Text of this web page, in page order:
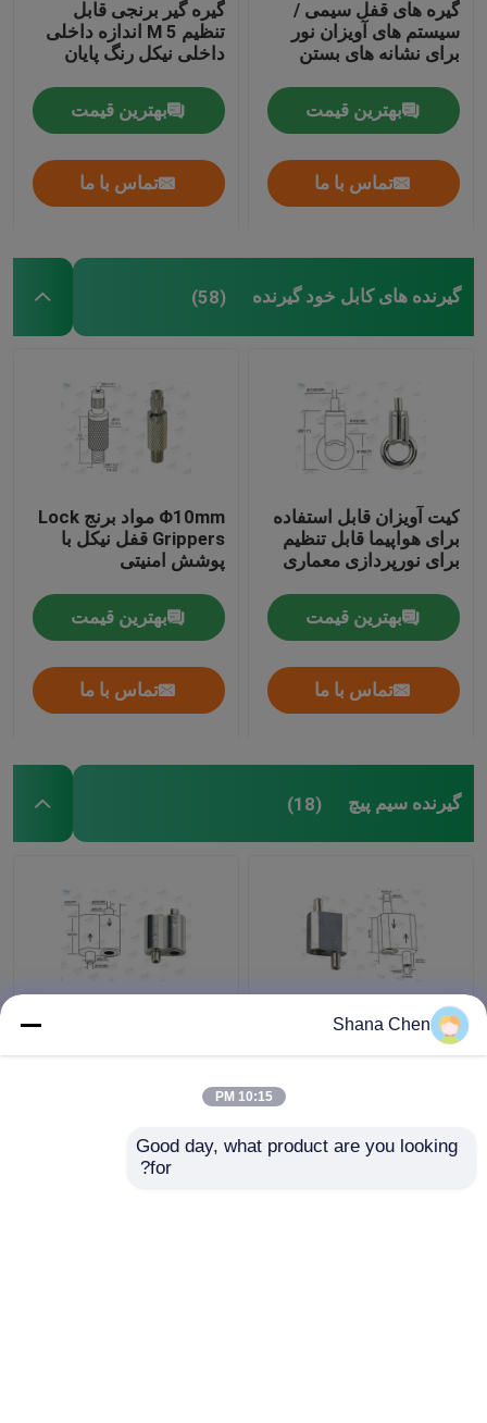
گیره های قفل سیمی /
سیستم های آویزان نور
برای نشانه های بستن
بهترین قیمت
تماس با ما
گیره گیر برنجی قابل
تنظیم M 5 اندازه داخلی
داخلی نیکل رنگ پایان
بهترین قیمت
تماس با ما
گیرنده های کابل خود گیرنده (58)
کیت آویزان قابل استفاده
برای هواپیما قابل تنظیم
برای نورپردازی معماری
بهترین قیمت
تماس با ما
Φ10mm مواد برنج Lock
Grippers قفل نیکل با
پوشش امنیتی
بهترین قیمت
تماس با ما
گیرنده سیم پیچ (18)
میلی متر برای سیستم
Shana Chen
10:15 PM
Good day, what product are you looking
for?